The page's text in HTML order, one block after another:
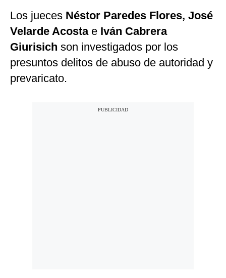
Los jueces Néstor Paredes Flores, José
Velarde Acostae Iván Cabrera
Giurisich son investigados por los
presuntos delitos de abuso de autoridad y
prevaricato.